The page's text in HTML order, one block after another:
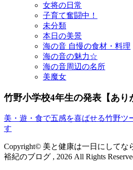
女将の日常
子育て奮闘中！
未分類
本日の美景
海の音 自慢の食材・料理
海の音の魅力☆
海の音周辺の名所
美魔女
竹野小学校4年生の発表【あ
美・遊・食で五感を喜ばせる竹野ツ
す
Copyright© 美と健康は一日にして
裕紀のブログ , 2026 All Rights